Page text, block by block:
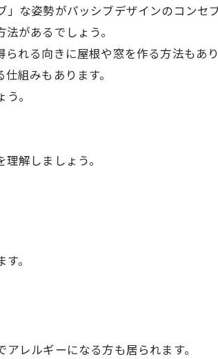
な姿勢がパッシブデザインのコンセプ
があるでしょう。
れる向きに屋根や窓を作る方法もあり
組みもあります。
。
解しましょう。
。
レルギーになる方も居られます。